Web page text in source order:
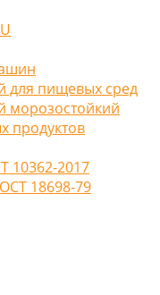
для пищевых сред
морозостойкий
продуктов
10362-2017
18698-79